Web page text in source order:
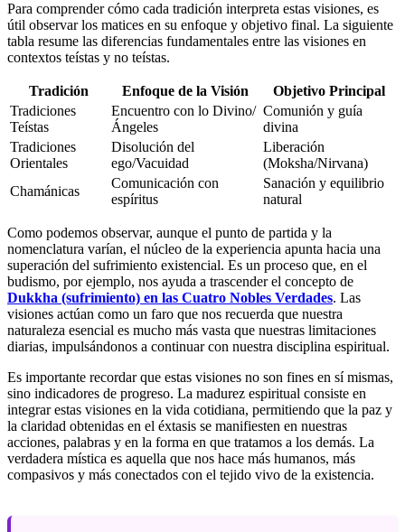
Para comprender cómo cada tradición interpreta estas visiones, es
útil observar los matices en su enfoque y objetivo final. La siguiente
tabla resume las diferencias fundamentales entre las visiones en
contextos teístas y no teístas.
Tradición Enfoque de la Visión
Objetivo Principal
Tradiciones
Teístas
Encuentro con lo Divino/
Ángeles
Comunión y guía
divina
Tradiciones
Orientales
Disolución del
ego/Vacuidad
Liberación
(Moksha/Nirvana)
Chamánicas
Comunicación con
espíritus
Sanación y equilibrio
natural
Como podemos observar, aunque el punto de partida y la
nomenclatura varían, el núcleo de la experiencia apunta hacia una
superación del sufrimiento existencial. Es un proceso que, en el
budismo, por ejemplo, nos ayuda a trascender el concepto de
Dukkha (sufrimiento) en las Cuatro Nobles Verdades. Las
visiones actúan como un faro que nos recuerda que nuestra
naturaleza esencial es mucho más vasta que nuestras limitaciones
diarias, impulsándonos a continuar con nuestra disciplina espiritual.
Es importante recordar que estas visiones no son fines en sí mismas,
sino indicadores de progreso. La madurez espiritual consiste en
integrar estas visiones en la vida cotidiana, permitiendo que la paz y
la claridad obtenidas en el éxtasis se manifiesten en nuestras
acciones, palabras y en la forma en que tratamos a los demás. La
verdadera mística es aquella que nos hace más humanos, más
compasivos y más conectados con el tejido vivo de la existencia.